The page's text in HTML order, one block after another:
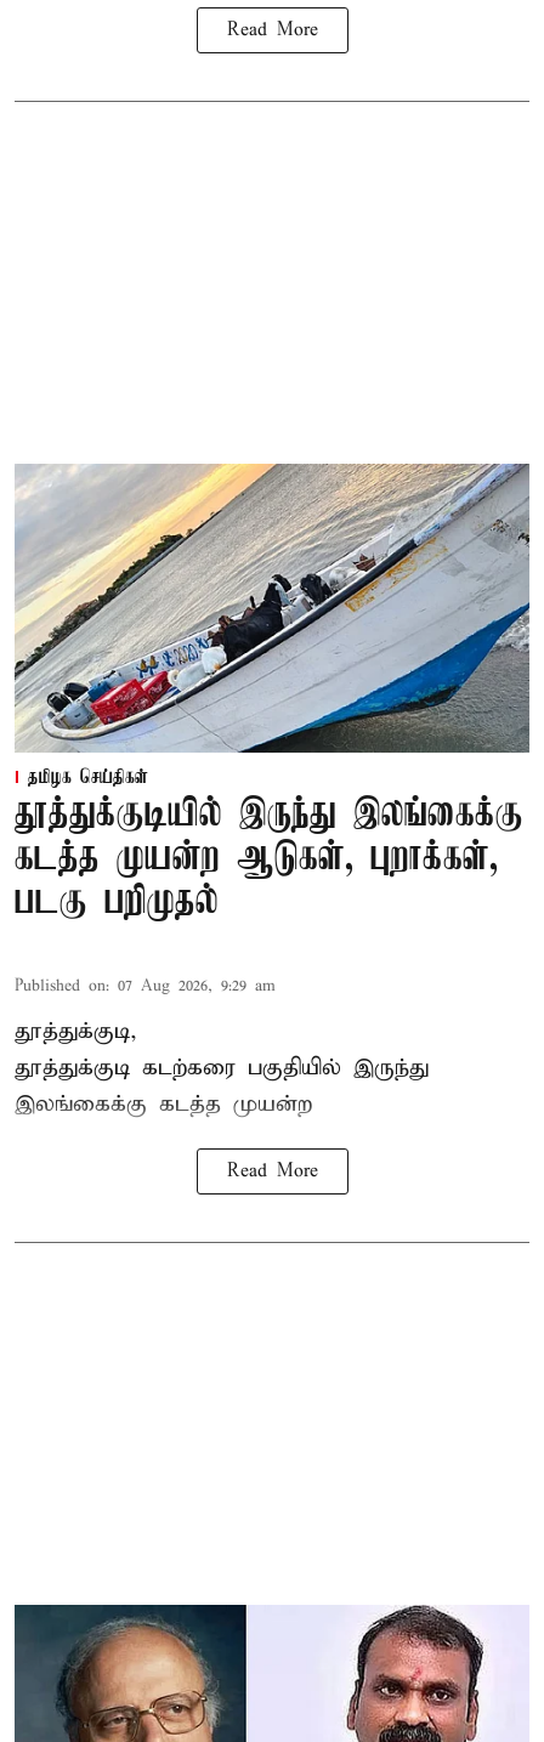
Read More
தமிழக செய்திகள்
தூத்துக்குடியில் இருந்து இலங்கைக்கு
கடத்த முயன்ற ஆடுகள், புறாக்கள்,
படகு பறிமுதல்
Published on: 07 Aug 2026, 9:29 am
தூத்துக்குடி,
தூத்துக்குடி கடற்கரை பகுதியில் இருந்து
இலங்கைக்கு கடத்த முயன்ற
Read More